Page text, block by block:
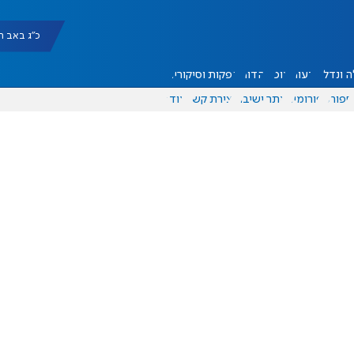
כ"ג באב תשפ"ו
ונדל"ן דעות אוכל יהדות הפקות וסיקורים
ספורט פורומים אתר ישיבה יצירת קשר עוד